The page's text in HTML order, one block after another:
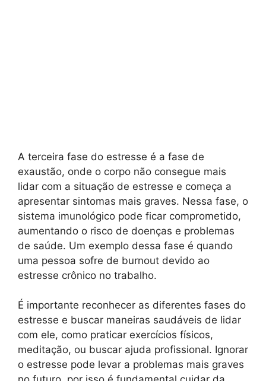
A terceira fase do estresse é a fase de
exaustão, onde o corpo não consegue mais
lidar com a situação de estresse e começa a
apresentar sintomas mais graves. Nessa fase, o
sistema imunológico pode ficar comprometido,
aumentando o risco de doenças e problemas
de saúde. Um exemplo dessa fase é quando
uma pessoa sofre de burnout devido ao
estresse crônico no trabalho.
É importante reconhecer as diferentes fases do
estresse e buscar maneiras saudáveis de lidar
com ele, como praticar exercícios físicos,
meditação, ou buscar ajuda profissional. Ignorar
o estresse pode levar a problemas mais graves